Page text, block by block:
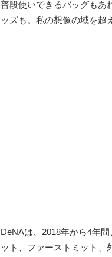
普段使いできるバッグもあ
ッズも。私の想像の域を超
DeNAは、2018年から4年
ット、ファーストミット、